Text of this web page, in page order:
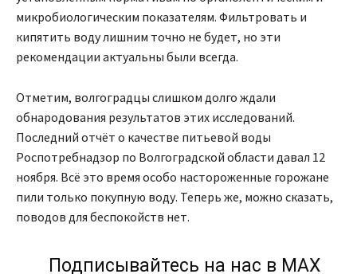
микробиологическим показателям. Фильтровать и
кипятить воду лишним точно не будет, но эти
рекомендации актуальны были всегда.
Отметим, волгоградцы слишком долго ждали
обнародования результатов этих исследований.
Последний отчёт о качестве питьевой воды
Роспотребнадзор по Волгоградской области давал 12
ноября. Всё это время особо настороженные горожане
пили только покупную воду. Теперь же, можно сказать,
поводов для беспокойств нет.
Подписывайтесь на нас в МАХ